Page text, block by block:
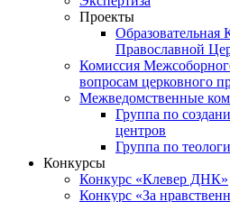
Проекты
Образовательная
Православной
Комиссия
вопросам церковного
Межведомственные
Группа по
центров
Группа по
Конкурсы
Конкурс «Клевер ДНК»
Конкурс «За